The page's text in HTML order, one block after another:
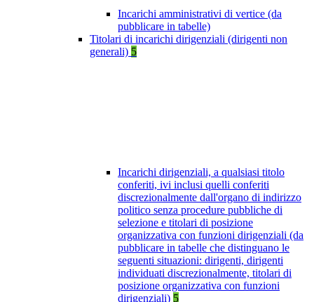
Incarichi amministrativi di vertice (da
pubblicare in tabelle)
Titolari di incarichi dirigenziali (dirigenti non
generali) 5
Incarichi dirigenziali, a qualsiasi titolo
conferiti, ivi inclusi quelli conferiti
discrezionalmente dall'organo di indirizzo
politico senza procedure pubbliche di
selezione e titolari di posizione
organizzativa con funzioni dirigenziali (da
pubblicare in tabelle che distinguano le
seguenti situazioni: dirigenti, dirigenti
individuati discrezionalmente, titolari di
posizione organizzativa con funzioni
dirigenziali) 5